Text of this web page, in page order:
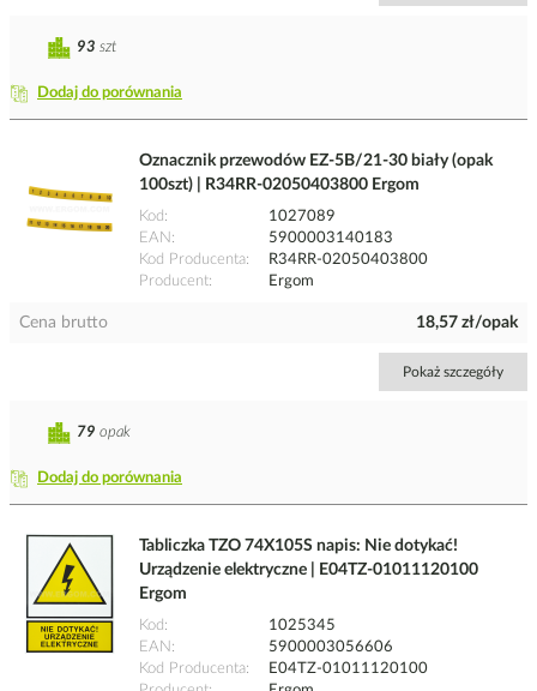
Dodaj do porównania
93 szt
Oznacznik przewodów EZ-5B/21-30 biały (opak
100szt) | R34RR-02050403800 Ergom
Kod
1027089
EAN
5900003140183
Kod Producenta
R34RR-02050403800
Producent
Ergom
Cena brutto 18,57 zł/opak
Pokaż szczegóły
Dodaj do porównania
79 opak
Tabliczka TZO 74X105S napis: Nie dotykać!
Urządzenie elektryczne | E04TZ-01011120100
Ergom
Kod
1025345
EAN
5900003056606
Kod Producenta
E04TZ-01011120100